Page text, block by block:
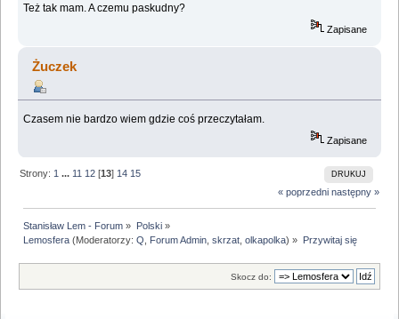
Też tak mam. A czemu paskudny?
Zapisane
Żuczek
Czasem nie bardzo wiem gdzie coś przeczytałam.
Zapisane
DRUKUJ
Strony: 1 ... 11 12 [13] 14 15
« poprzedni następny »
Stanisław Lem - Forum » Polski»
Lemosfera (Moderatorzy:Q Forum Admin ,skrzat ,olkapolka) » Przywitaj się
Skocz do: